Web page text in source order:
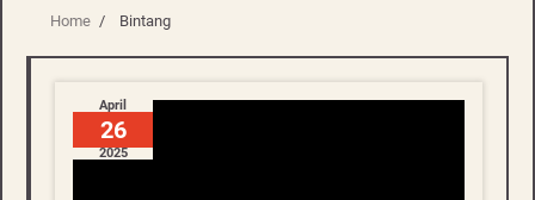
Home Bintang
April
26
2025